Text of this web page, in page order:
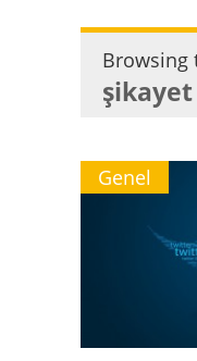
Browsing
Genel